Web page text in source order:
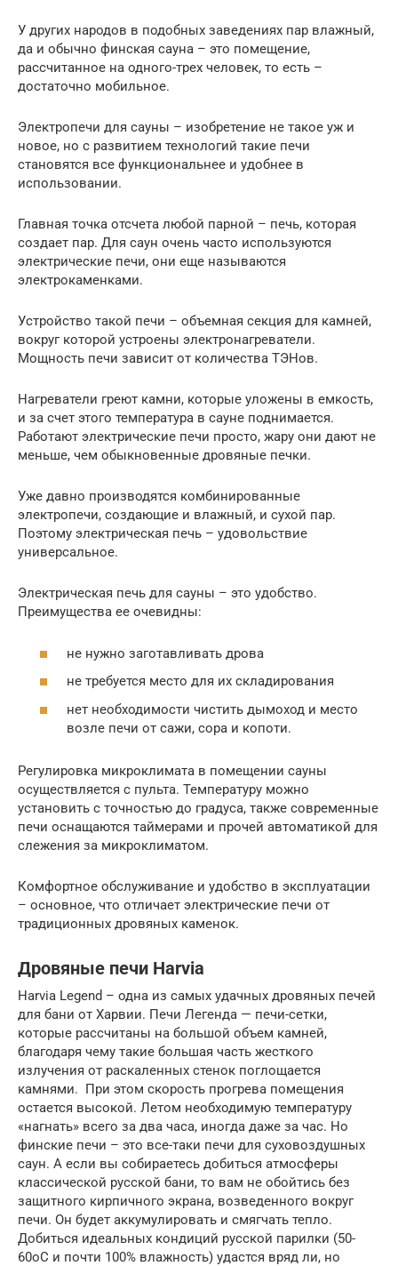
У других народов в подобных заведениях пар влажный,
да и обычно финская сауна – это помещение,
рассчитанное на одного-трех человек, то есть –
достаточно мобильное.
Электропечи для сауны – изобретение не такое уж и
новое, но с развитием технологий такие печи
становятся все функциональнее и удобнее в
использовании.
Главная точка отсчета любой парной – печь, которая
создает пар. Для саун очень часто используются
электрические печи, они еще называются
электрокаменками.
Устройство такой печи – объемная секция для камней,
вокруг которой устроены электронагреватели.
Мощность печи зависит от количества ТЭНов.
Нагреватели греют камни, которые уложены в емкость,
и за счет этого температура в сауне поднимается.
Работают электрические печи просто, жару они дают не
меньше, чем обыкновенные дровяные печки.
Уже давно производятся комбинированные
электропечи, создающие и влажный, и сухой пар.
Поэтому электрическая печь – удовольствие
универсальное.
Электрическая печь для сауны – это удобство.
Преимущества ее очевидны:
не нужно заготавливать дрова
не требуется место для их складирования
нет необходимости чистить дымоход и место
возле печи от сажи, сора и копоти.
Регулировка микроклимата в помещении сауны
осуществляется с пульта. Температуру можно
установить с точностью до градуса, также современные
печи оснащаются таймерами и прочей автоматикой для
слежения за микроклиматом.
Комфортное обслуживание и удобство в эксплуатации
– основное, что отличает электрические печи от
традиционных дровяных каменок.
Дровяные печи Harvia
Harvia Legend – одна из самых удачных дровяных печей
для бани от Харвии. Печи Легенда — печи-сетки,
которые рассчитаны на большой объем камней,
благодаря чему такие большая часть жесткого
излучения от раскаленных стенок поглощается
камнями. При этом скорость прогрева помещения
остается высокой. Летом необходимую температуру
«нагнать» всего за два часа, иногда даже за час. Но
финские печи – это все-таки печи для суховоздушных
саун. А если вы собираетесь добиться атмосферы
классической русской бани, то вам не обойтись без
защитного кирпичного экрана, возведенного вокруг
печи. Он будет аккумулировать и смягчать тепло.
Добиться идеальных кондиций русской парилки (50-
60оС и почти 100% влажность) удастся вряд ли, но